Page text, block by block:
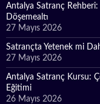
Antalya Satranç Rehberi:
Döşemealtı
27 Mayıs 2026
Satrançta Yetenek mi
27 Mayıs 2026
Antalya Satranç Kursu:
Eğitimi
26 Mayıs 2026